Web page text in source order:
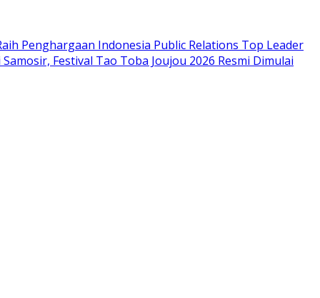
Penghargaan Indonesia Public Relations Top Leader
Festival Tao Toba Joujou 2026 Resmi Dimulai